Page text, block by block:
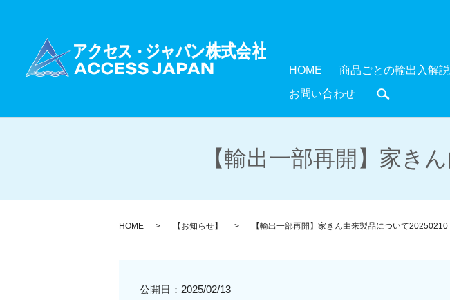
HOME 商品ごとの輸出入解説
お問い合わせ
【輸出一部再開】家き
HOME 【お知らせ】 【輸出一部再開】家きん由来製品について20250210
公開日： 2025/02/13